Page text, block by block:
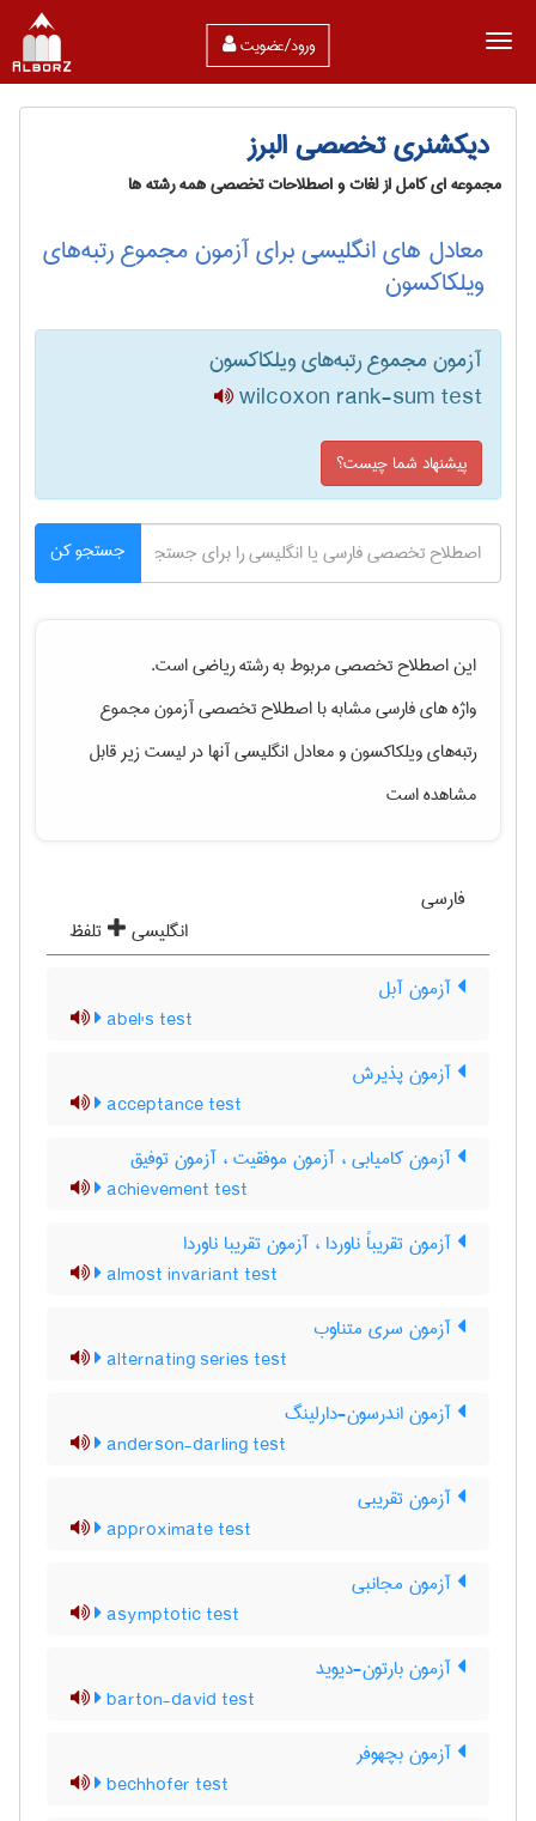
ورود/عضویت
دیکشنری تخصصی البرز
مجموعه ای کامل از لغات و اصطلاحات تخصصی همه رشته ها
معادل های انگلیسی برای آزمون مجموع رتبه‌های
ویلکاکسون
آزمون مجموع رتبه‌های ویلکاکسون
wilcoxon rank-sum test
پیشنهاد شما چیست؟
جستجو کن
این اصطلاح تخصصی مربوط به رشتهرياضیاست.
واژه های فارسی مشابه با اصطلاح تخصصیآزمون مجموع
رتبه‌های ویلکاکسونو معادل انگلیسی آنها در لیست زیر قابل
مشاهده است
فارسی
انگلیسی
تلفظ
آزمون آبل
abel's test
آزمون پذیرش
acceptance test
آزمون کامیابی ، آزمون موفقیت ، آزمون توفیق
achievement test
آزمون تقریباً ناوردا ، آزمون تقریبا ناوردا
almost invariant test
آزمون سری متناوب
alternating series test
آزمون اندرسون-دارلینگ
anderson-darling test
آزمون تقریبی
approximate test
آزمون مجانبی
asymptotic test
آزمون بارتون-دیوید
barton-david test
آزمون بچهوفر
bechhofer test